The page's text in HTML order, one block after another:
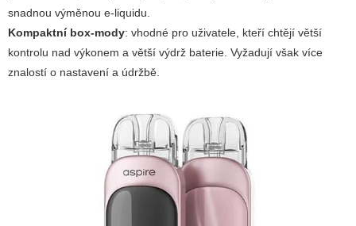
snadnou výměnou e-liquidu.
Kompaktní box-mody: vhodné pro uživatele, kteří chtějí větší
kontrolu nad výkonem a větší výdrž baterie. Vyžadují však více
znalostí o nastavení a údržbě.